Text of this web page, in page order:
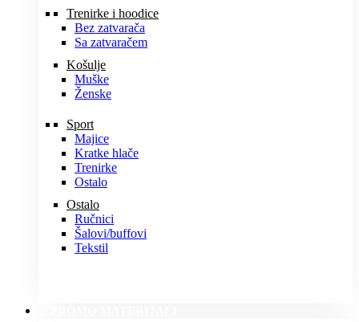
Trenirke i hoodice
Bez zatvarača
Sa zatvaračem
Košulje
Muške
Ženske
Sport
Majice
Kratke hlače
Trenirke
Ostalo
Ostalo
Ručnici
Šalovi/buffovi
Tekstil